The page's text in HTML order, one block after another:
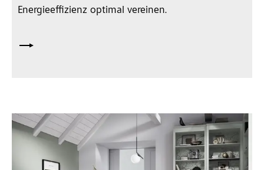
Energieeffizienz optimal vereinen.